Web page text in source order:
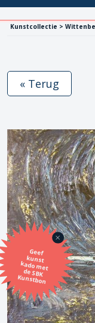
Kunstcollectie >
Geef
kunst
kado met
de SBK
Kunstbon
« Terug